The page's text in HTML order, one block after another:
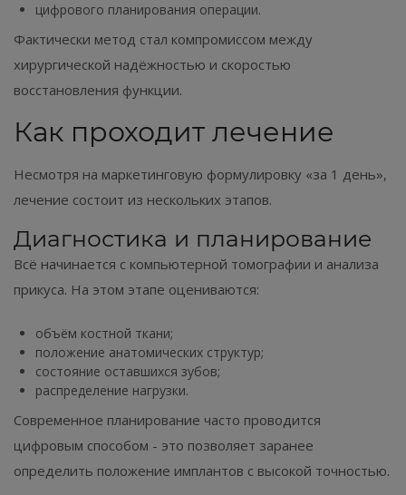
цифрового планирования операции.
Фактически метод стал компромиссом между
хирургической надёжностью и скоростью
восстановления функции.
Как проходит лечение
Несмотря на маркетинговую формулировку «за 1 день»,
лечение состоит из нескольких этапов.
Диагностика и планирование
Всё начинается с компьютерной томографии и анализа
прикуса. На этом этапе оцениваются:
объём костной ткани;
положение анатомических структур;
состояние оставшихся зубов;
распределение нагрузки.
Современное планирование часто проводится
цифровым способом - это позволяет заранее
определить положение имплантов с высокой точностью.